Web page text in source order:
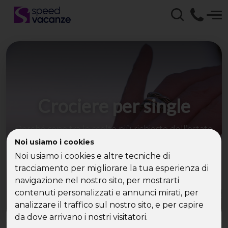
Noi usiamo i cookies
Noi usiamo i cookies e altre tecniche di
tracciamento per migliorare la tua esperienza di
navigazione nel nostro sito, per mostrarti
contenuti personalizzati e annunci mirati, per
analizzare il traffico sul nostro sito, e per capire
da dove arrivano i nostri visitatori.
Crociere per single
Perché sono tra le scelte più richieste dell’estate